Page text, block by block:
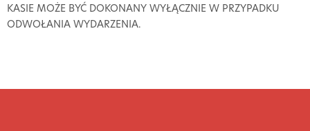
KASIE MOŻE BYĆ DOKONANY WYŁĄCZNIE W PRZYPADKU
ODWOŁANIA WYDARZENIA.